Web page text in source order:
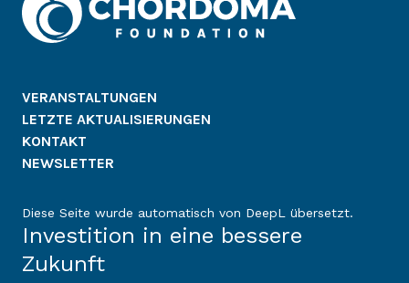
VERANSTALTUNGEN
LETZTE AKTUALISIERUNGEN
KONTAKT
NEWSLETTER
Diese Seite wurde automatisch von DeepL übersetzt.
Investition in eine bessere
Zukunft